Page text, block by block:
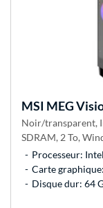
MSI MEG
Noir/transparent,
SDRAM, 2 To,
Processeur:
Carte
Disque dur: 64